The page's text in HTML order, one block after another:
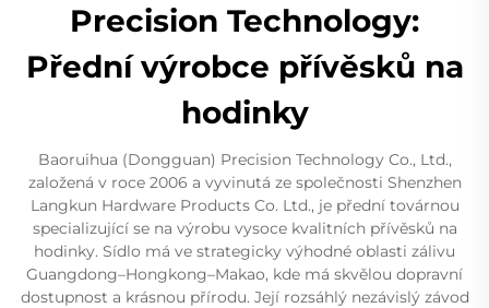
Precision Technology:
Přední výrobce přívěsků na
hodinky
Baoruihua (Dongguan) Precision Technology Co., Ltd.,
založená v roce 2006 a vyvinutá ze společnosti Shenzhen
Langkun Hardware Products Co. Ltd., je přední továrnou
specializující se na výrobu vysoce kvalitních přívěsků na
hodinky. Sídlo má ve strategicky výhodné oblasti zálivu
Guangdong–Hongkong–Makao, kde má skvělou dopravní
dostupnost a krásnou přírodu. Její rozsáhlý nezávislý závod